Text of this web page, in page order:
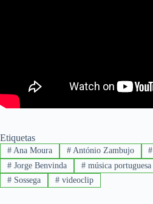
Etiquetas
#Ana Moura #António Zambujo #
#Jorge Benvinda #música portuguesa
#Sossega #videoclip